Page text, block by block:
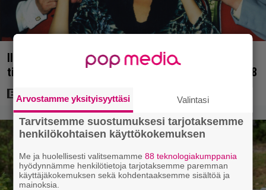
Illalla tv:ssä: Uuno-elokuva jossa käytettiin
tietokonegrafiikkaa? Sellainen tehtiin vuonna 1998
Arvostamme yksityisyyttäsi Valintasi
Tarvitsemme suostumuksesi tarjotaksemme
henkilökohtaisen käyttökokemuksen
Me ja huolellisesti valitsemamme88 teknologiakumppania
hyödynnämme henkilötietoja tarjotaksemme paremman
käyttäjäkokemuksen sekä kohdentaaksemme sisältöä ja
mainoksia.